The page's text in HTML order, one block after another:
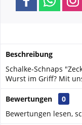
Beschreibung
Schalke-Schnaps
Wurst im Griff? Mit
Bewertungen
0
Bewertungen lesen,